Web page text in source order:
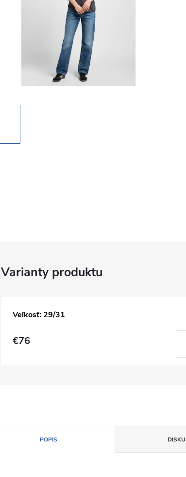
Veľkosť: 29/31
€76
POPIS